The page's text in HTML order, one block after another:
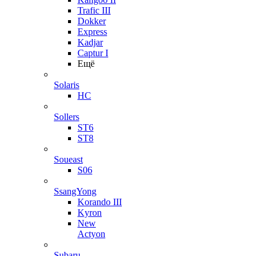
Trafic III
Dokker
Express
Kadjar
Captur I
Ещё
Solaris
HC
Sollers
ST6
ST8
Soueast
S06
SsangYong
Korando III
Kyron
New
Actyon